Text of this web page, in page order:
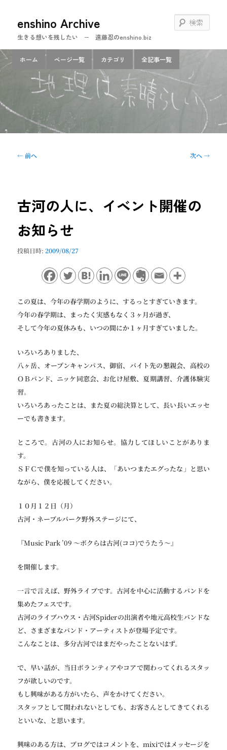
ン
テ
ン
移
enshino Archive
生きる想いを残したい − 遠藤忍のenshino.biz
索
メ
イ
ュ
ホーム ページ一覧 カテゴリ 全記事一覧
投
ゲ
ー
ョ
←前へ 次へ→
古河の人に、イベント開催の
お知らせ
投稿日時:2009/08/27
この夏は、今年の春学期のように、するっとすぎていきます。
今年の春学期は、まったく実感もなく３ヶ月が過ぎ、
そして今年の夏休みも、いつの間にか１ヶ月すぎていました。
いろいろありました、
八ヶ岳、オープンキャンパス、御宿、バイト先の懇親会、高校の
ＯＢバンド、ニッケ同窓会、お化け屋敷、夏期講習、介護体験実
習。
いろいろあったことは、また夏の総決算として、長い長いエッセ
ーでも書きます。
ところで。古河の人にお知らせ。協力してほしいことがありま
す。
ＳＦＣで僕を知っている人は、「あいつまたエグったな」と思い
ながら、僕を応援してください。
１０月１２日（月）
古河・ネーブルパーク野外ステージにて、
『Music Park ’09 〜ボクらは古河(ココ)でうたう〜』
を開催します。
一言で言えば、野外ライブです。古河を中心に活動するバンドを
集めたフェスです。
古河のライブハウス・古河Spiderの出演者や地元高校生バンドな
ど、さまざまなバンド・アーティストが登場予定です。
こんなことは、多分古河ではまだやったことないはず。
で、早い話が、当日ボランティアやコアで関わってくれるスタッ
フが欲しいのです。
もし興味がある方がいたら、声をかけてください。
スタッフとして関われないとしても、お客さんとしてきてくれる
といいな、と思います。
興味のある方は、ブログではコメントを、mixiではメッセージを